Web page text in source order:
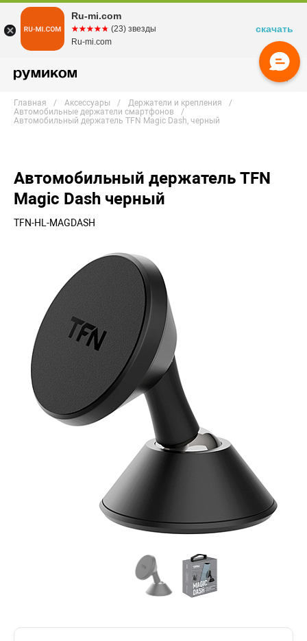
Главная Аксессуары
Держатели и крепления
Автомобильные держатели смартфонов
Автомобильный держатель TFN Magic Dash, черный
Автомобильный держатель TFN
Magic Dash черный
TFN-HL-MAGDASH
Ru-mi.com
☆☆☆☆☆
★★★★★ (23) звезды
Ru-mi.com
скачать